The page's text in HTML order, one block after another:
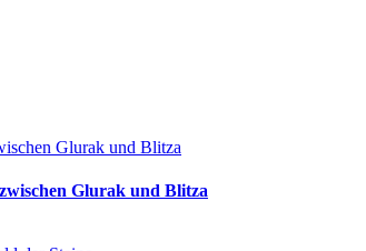
Glurak und Blitza